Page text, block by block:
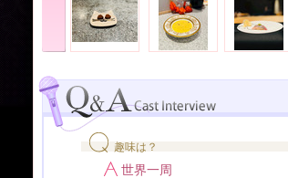
趣味は？
世界一周